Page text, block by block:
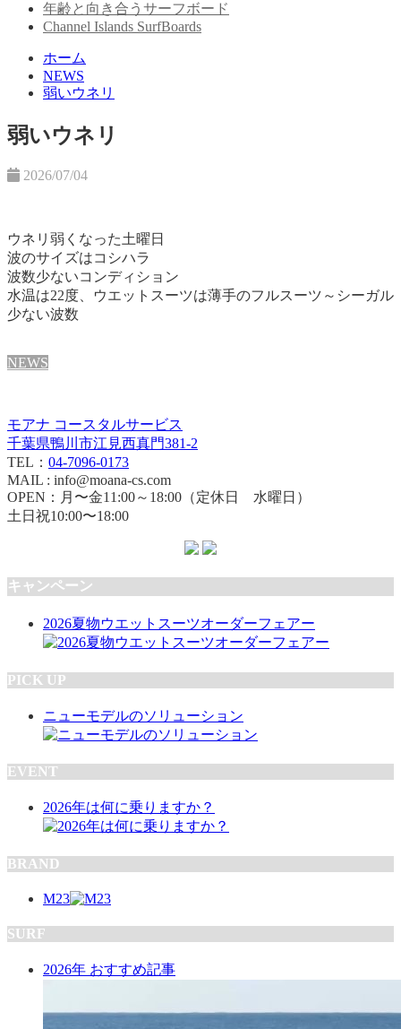
年齢と向き合うサーフボード
Channel Islands SurfBoards
ホーム
NEWS
弱いウネリ
弱いウネリ
2026/07/04
ウネリ弱くなった土曜日
波のサイズはコシハラ
波数少ないコンディション
水温は22度、ウエットスーツは薄手のフルスーツ～シーガル
少ない波数
NEWS
モアナ コースタルサービス
千葉県鴨川市江見西真門381-2
TEL： 04-7096-0173
MAIL : info@moana-cs.com
OPEN：月〜金11:00～18:00（定休日 水曜日）
土日祝10:00〜18:00
キャンペーン
2026夏物ウエットスーツオーダーフェアー
PICK UP
ニューモデルのソリューション
EVENT
2026年は何に乗りますか？
BRAND
M23
SURF
2026年 おすすめ記事